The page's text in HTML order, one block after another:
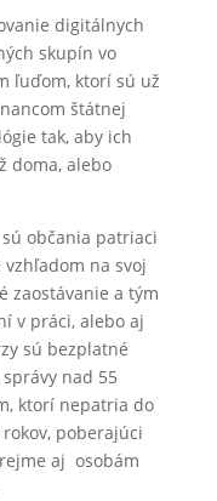
digitálnych
skupín vo
ľuďom, ktorí sú už
štátnej
tak, aby ich
doma, alebo
občania patriaci
na svoj
zaostávanie a tým
v práci, alebo aj
sú bezplatné
nad 55
ktorí nepatria do
poberajúci
aj osobám